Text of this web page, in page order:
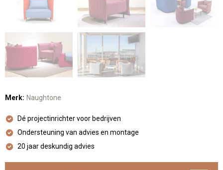
Merk: Naughtone
Dé projectinrichter voor bedrijven
Ondersteuning van advies en montage
20 jaar deskundig advies